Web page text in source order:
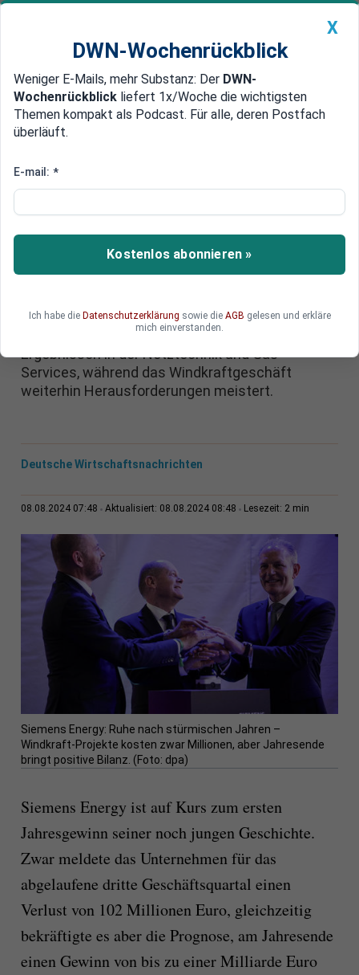
Newsticker MEIN DWN: Geldanlage Premium
Edelmetalle DWN-Magazin China
Siemens Energy auf Kurs: Trotz
Optimismus
Siemens Energy meldet für das dritte Quartal
einen Verlust von 102 Millionen Euro, bleibt
für einen Jahresgewinn von bis zu einer Milliarde
Euro. Der Konzern profitiert von starken
Ergebnissen in der Netztechnik und Gas
Services, während das Windkraftgeschäft
weiterhin Herausforderungen meistert.
Deutsche Wirtschaftsnachrichten
08.08.2024 07:48 Aktualisiert: 08.08.2024 08:48 Lesezeit: 2 min
Siemens Energy: Ruhe nach stürmischen Jahren –
Windkraft-Projekte kosten zwar Millionen, aber Jahresende
bringt positive Bilanz. (Foto: dpa)
Siemens Energy ist auf Kurs zum ersten
Jahresgewinn seiner noch jungen Geschichte.
Zwar meldete das Unternehmen für das
abgelaufene dritte Geschäftsquartal einen
Verlust von 102 Millionen Euro, gleichzeitig
bekräftigte es aber die Prognose, am Jahresende
einen Gewinn von bis zu einer Milliarde Euro
X
DWN-Wochenrückblick
Weniger E-Mails, mehr Substanz: Der DWN-
Wochenrückblick liefert 1x/Woche die wichtigsten
Themen kompakt als Podcast. Für alle, deren Postfach
überläuft.
E-mail: *
Kostenlos abonnieren »
Ich habe die Datenschutzerklärung sowie die AGB gelesen und erkläre
mich einverstanden.